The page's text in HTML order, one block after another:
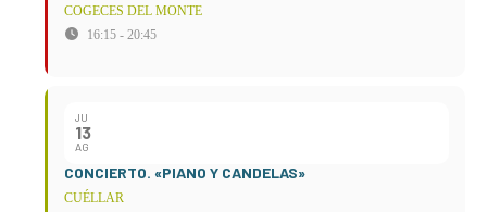
COGECES DEL MONTE
16:15 - 20:45
JU
13
AG
CONCIERTO. «PIANO Y CANDELAS»
CUÉLLAR